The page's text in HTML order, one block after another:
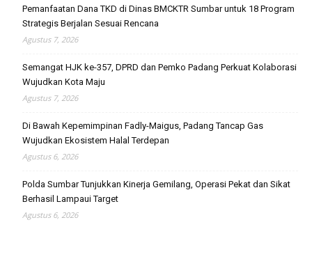
Pemanfaatan Dana TKD di Dinas BMCKTR Sumbar untuk 18 Program
Strategis Berjalan Sesuai Rencana
Agustus 7, 2026
Semangat HJK ke-357, DPRD dan Pemko Padang Perkuat Kolaborasi
Wujudkan Kota Maju
Agustus 7, 2026
Di Bawah Kepemimpinan Fadly-Maigus, Padang Tancap Gas
Wujudkan Ekosistem Halal Terdepan
Agustus 6, 2026
Polda Sumbar Tunjukkan Kinerja Gemilang, Operasi Pekat dan Sikat
Berhasil Lampaui Target
Agustus 6, 2026